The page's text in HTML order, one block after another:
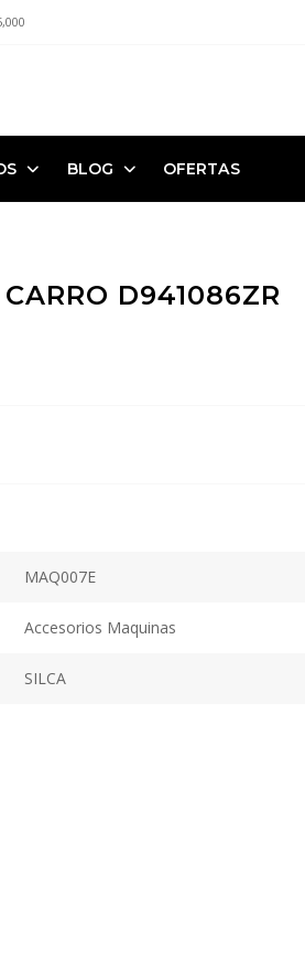
BLOG OFERTAS
D941086ZR
MAQ007E
Accesorios Maquinas
SILCA